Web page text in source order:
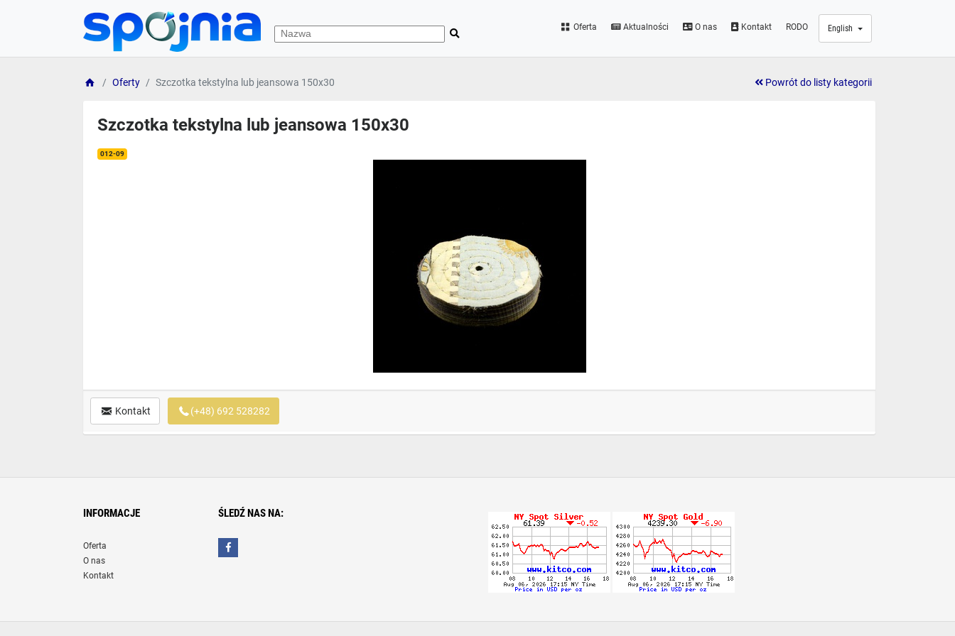
Oferta Aktualności O nas Kontakt RODO English
Oferty Szczotka tekstylna lub jeansowa 150x30 Powrót do listy kategorii
Szczotka tekstylna lub jeansowa 150x30
012-09
Kontakt (+48) 692 528282
INFORMACJE
Oferta
O nas
Kontakt
ŚLEDŹ NAS NA: